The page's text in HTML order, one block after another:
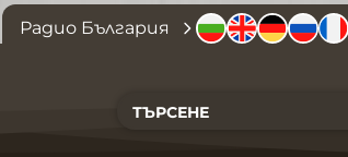
Радио България